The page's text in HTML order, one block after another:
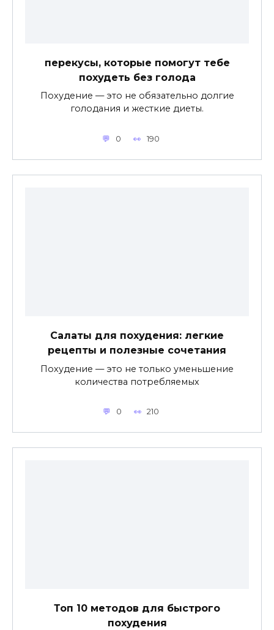
перекусы, которые помогут тебе
похудеть без голода
Похудение — это не обязательно долгие
голодания и жесткие диеты.
0 190
Салаты для похудения: легкие
рецепты и полезные сочетания
Похудение — это не только уменьшение
количества потребляемых
0 210
Топ 10 методов для быстрого
похудения